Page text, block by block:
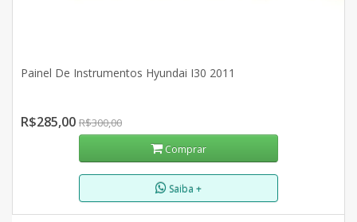
Painel De Instrumentos Hyundai I30 2011
R$285,00 R$300,00
Comprar
Saiba +